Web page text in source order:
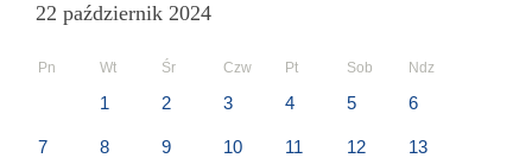
22 październik 2024
Pn Wt Śr Czw Pt Sob Ndz
1 2 3 4 5 6
7 8 9 10 11 12 13